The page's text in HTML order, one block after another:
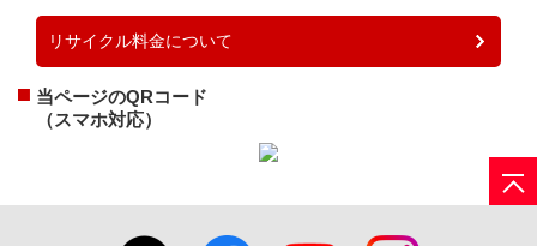
リサイクル料金について
当ページのQRコード
（スマホ対応）